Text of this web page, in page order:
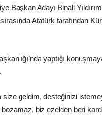
Başkan Adayı Binali
Atatürk tarafından
yaptığı
size geldim, desteğinizi
biz ezelden beri